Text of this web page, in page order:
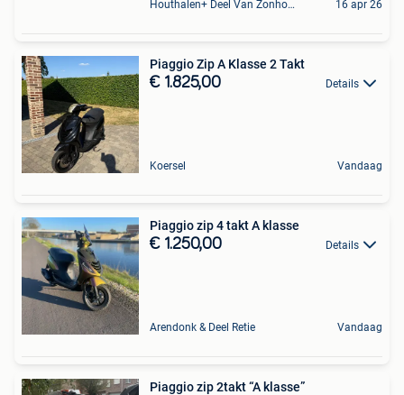
Houthalen+ Deel Van Zonhoven En Zolder 16 apr 26
Piaggio Zip A Klasse 2 Takt
€ 1.825,00 Details
Koersel Vandaag
Piaggio zip 4 takt A klasse
€ 1.250,00 Details
Arendonk & Deel Retie Vandaag
Piaggio zip 2takt “A klasse”